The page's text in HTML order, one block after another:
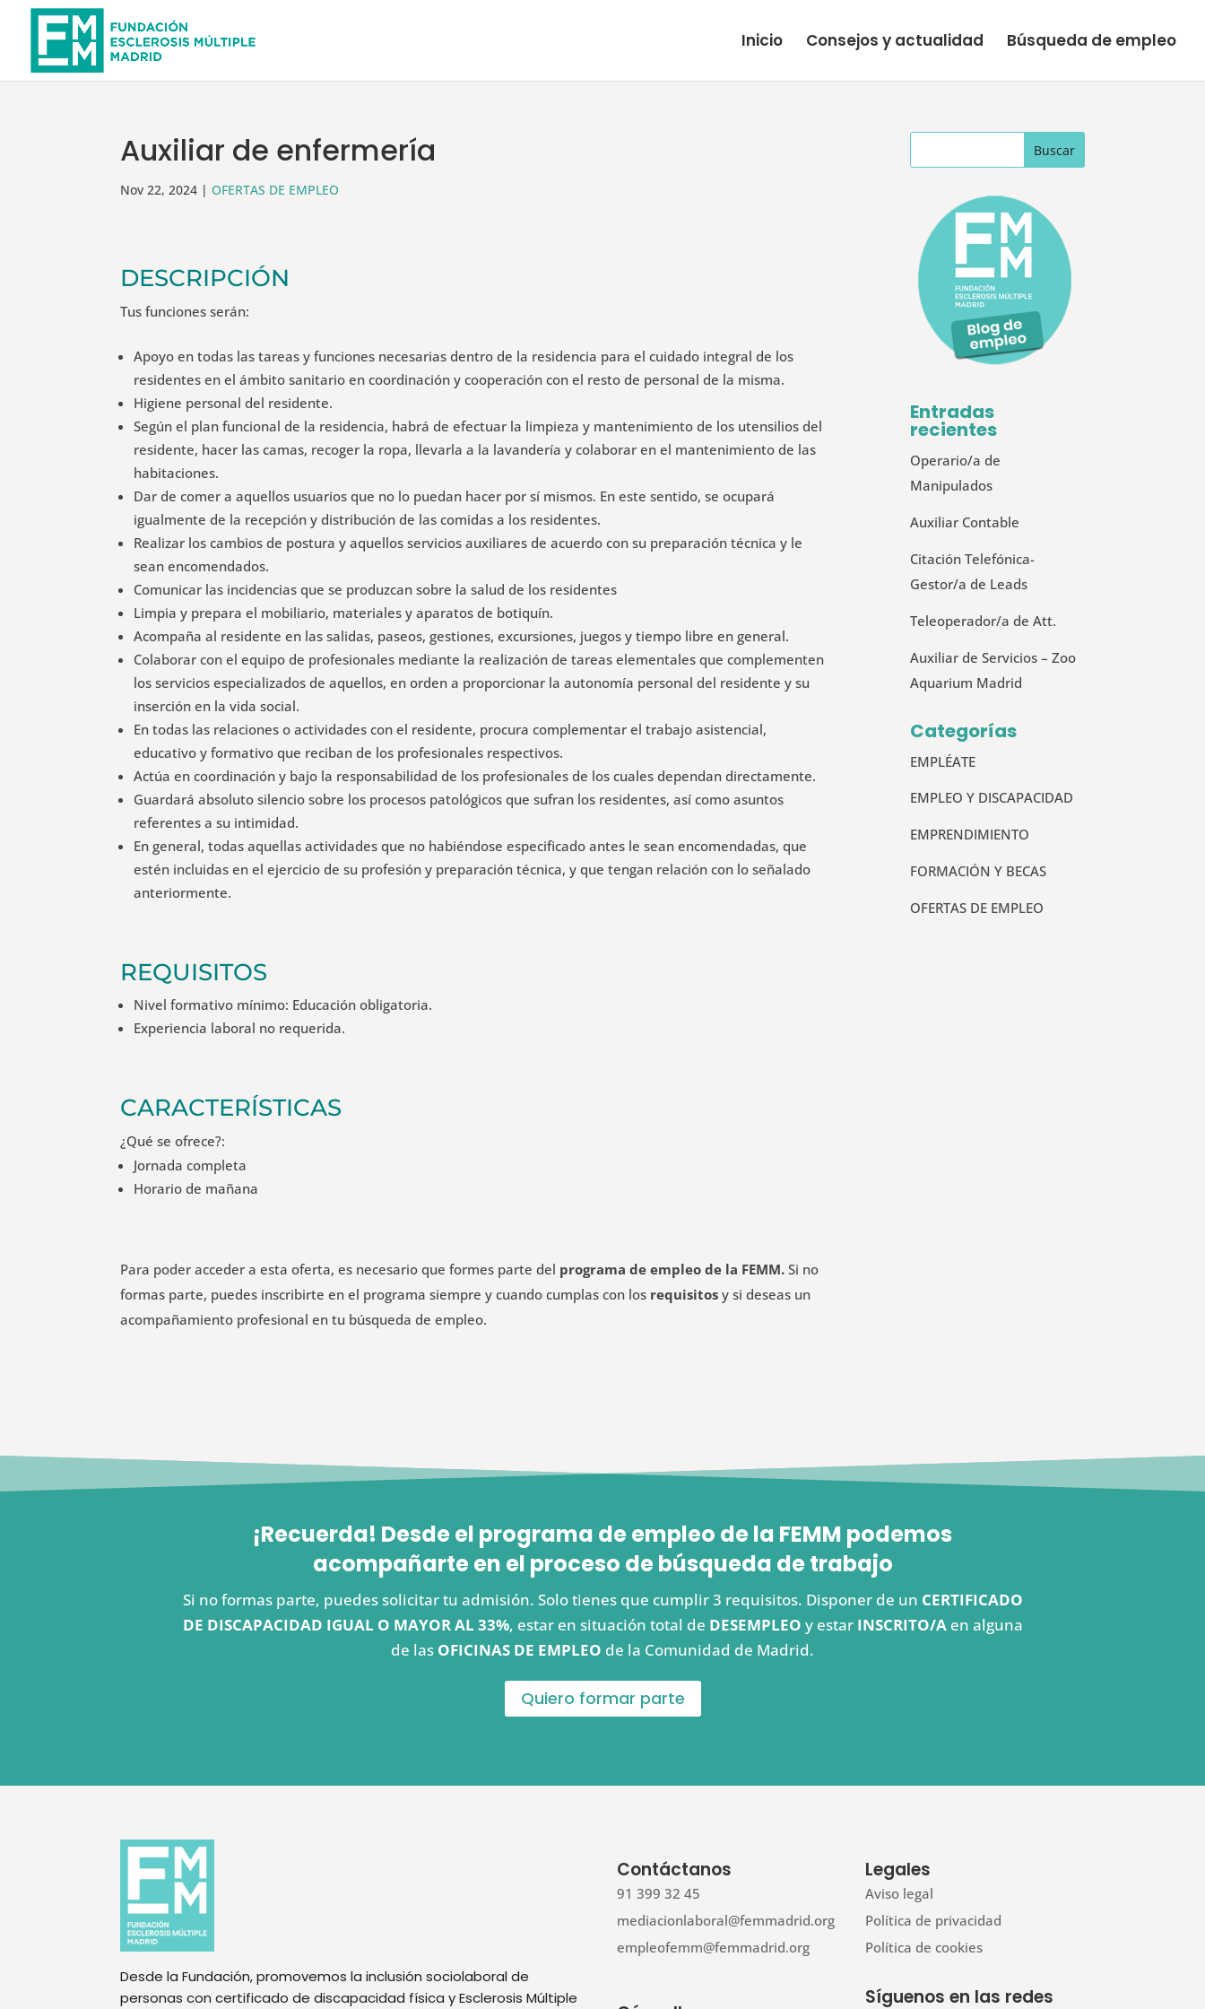
Inicio Consejos y actualidad Búsqueda de empleo
Auxiliar de enfermería
Nov 22, 2024 |OFERTAS DE EMPLEO
DESCRIPCIÓN
Tus funciones serán:
Apoyo en todas las tareas y funciones necesarias dentro de la residencia para el cuidado integral de los
residentes en el ámbito sanitario en coordinación y cooperación con el resto de personal de la misma.
Higiene personal del residente.
Según el plan funcional de la residencia, habrá de efectuar la limpieza y mantenimiento de los utensilios del
residente, hacer las camas, recoger la ropa, llevarla a la lavandería y colaborar en el mantenimiento de las
habitaciones.
Dar de comer a aquellos usuarios que no lo puedan hacer por sí mismos. En este sentido, se ocupará
igualmente de la recepción y distribución de las comidas a los residentes.
Realizar los cambios de postura y aquellos servicios auxiliares de acuerdo con su preparación técnica y le
sean encomendados.
Comunicar las incidencias que se produzcan sobre la salud de los residentes
Limpia y prepara el mobiliario, materiales y aparatos de botiquín.
Acompaña al residente en las salidas, paseos, gestiones, excursiones, juegos y tiempo libre en general.
Colaborar con el equipo de profesionales mediante la realización de tareas elementales que complementen
los servicios especializados de aquellos, en orden a proporcionar la autonomía personal del residente y su
inserción en la vida social.
En todas las relaciones o actividades con el residente, procura complementar el trabajo asistencial,
educativo y formativo que reciban de los profesionales respectivos.
Actúa en coordinación y bajo la responsabilidad de los profesionales de los cuales dependan directamente.
Guardará absoluto silencio sobre los procesos patológicos que sufran los residentes, así como asuntos
referentes a su intimidad.
En general, todas aquellas actividades que no habiéndose especificado antes le sean encomendadas, que
estén incluidas en el ejercicio de su profesión y preparación técnica, y que tengan relación con lo señalado
anteriormente.
REQUISITOS
Nivel formativo mínimo: Educación obligatoria.
Experiencia laboral no requerida.
CARACTERÍSTICAS
¿Qué se ofrece?:
Jornada completa
Horario de mañana
Para poder acceder a esta oferta, es necesario que formes parte del programa de empleo de la FEMM. Si no
formas parte, puedes inscribirte en el programa siempre y cuando cumplas con los requisitos y si deseas un
acompañamiento profesional en tu búsqueda de empleo.
Entradas
recientes
Operario/a de
Manipulados
Auxiliar Contable
Citación Telefónica-
Gestor/a de Leads
Teleoperador/a de Att.
Auxiliar de Servicios – Zoo
Aquarium Madrid
Categorías
EMPLÉATE
EMPLEO Y DISCAPACIDAD
EMPRENDIMIENTO
FORMACIÓN Y BECAS
OFERTAS DE EMPLEO
¡Recuerda! Desde el programa de empleo de la FEMM podemos
acompañarte en el proceso de búsqueda de trabajo
Si no formas parte, puedes solicitar tu admisión. Solo tienes que cumplir 3 requisitos. Disponer de un CERTIFICADO
DE DISCAPACIDAD IGUAL O MAYOR AL 33%, estar en situación total de DESEMPLEO y estar INSCRITO/Aen alguna
de las OFICINAS DE EMPLEO de la Comunidad de Madrid.
Quiero formar parte
Desde la Fundación, promovemos la inclusión sociolaboral de
personas con certificado de discapacidad física y Esclerosis Múltiple
Contáctanos
91 399 32 45
mediacionlaboral@femmadrid.org
empleofemm@femmadrid.org
Legales
Aviso legal
Política de privacidad
Política de cookies
Síguenos en las redes